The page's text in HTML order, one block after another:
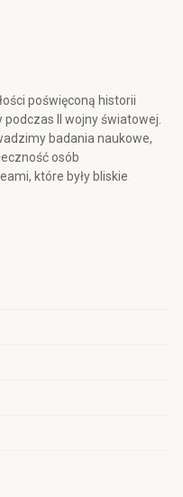
poświęconą historii
II wojny światowej.
badania naukowe,
osób
które były bliskie